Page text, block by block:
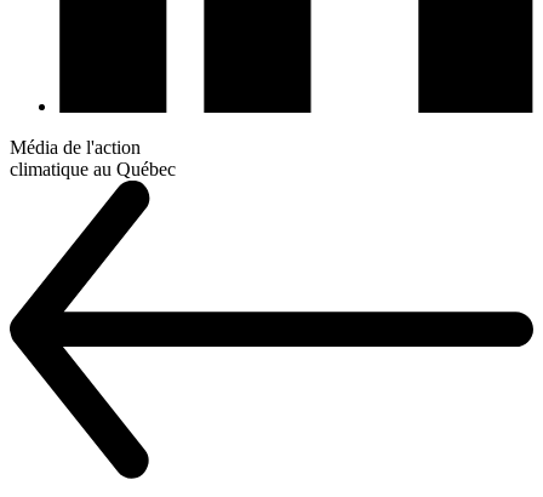
Média de l'action
climatique au Québec